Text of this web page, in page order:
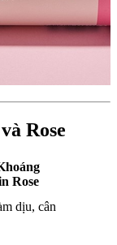
Rose
Rose
dịu, cân